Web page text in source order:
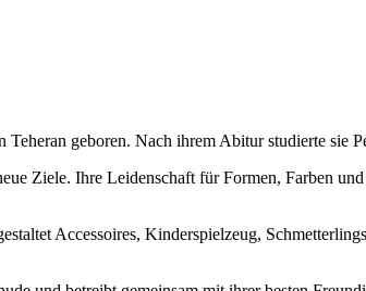
geboren. Nach ihrem Abitur studierte sie
Ziele. Ihre Leidenschaft für Formen, Farben
Accessoires, Kinderspielzeug,